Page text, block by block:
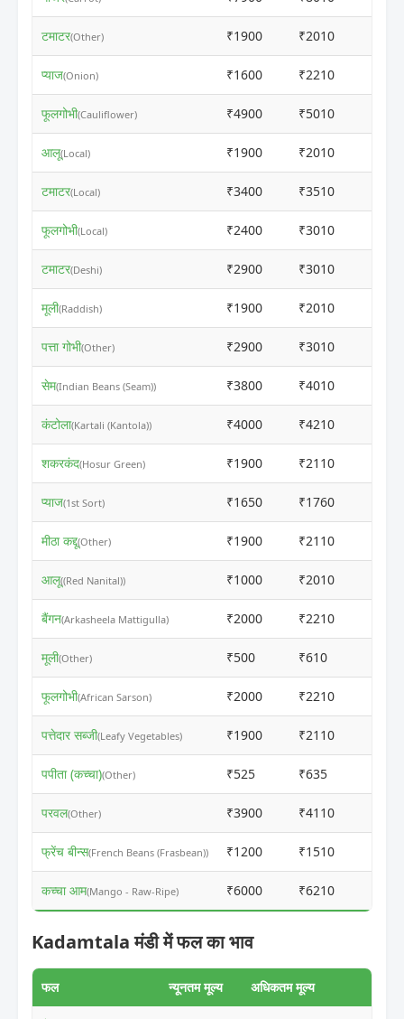
टमाटर(Other) ₹1900 ₹2010
प्याज(Onion) ₹1600 ₹2210
फूलगोभी(Cauliflower) ₹4900 ₹5010
आलू(Local) ₹1900 ₹2010
टमाटर(Local) ₹3400 ₹3510
फूलगोभी(Local) ₹2400 ₹3010
टमाटर(Deshi) ₹2900 ₹3010
मूली(Raddish) ₹1900 ₹2010
पत्ता गोभी(Other) ₹2900 ₹3010
सेम(Indian Beans (Seam)) ₹3800 ₹4010
कंटोला(Kartali (Kantola)) ₹4000 ₹4210
शकरकंद(Hosur Green) ₹1900 ₹2110
प्याज(1st Sort) ₹1650 ₹1760
मीठा कद्दू(Other) ₹1900 ₹2110
आलू((Red Nanital)) ₹1000 ₹2010
बैंगन(Arkasheela Mattigulla) ₹2000 ₹2210
मूली(Other) ₹500 ₹610
फूलगोभी(African Sarson) ₹2000 ₹2210
पत्तेदार सब्जी(Leafy Vegetables) ₹1900 ₹2110
पपीता (कच्चा)(Other) ₹525 ₹635
परवल(Other) ₹3900 ₹4110
फ्रेंच बीन्स(French Beans (Frasbean)) ₹1200 ₹1510
कच्चा आम(Mango - Raw-Ripe) ₹6000 ₹6210
Kadamtala मंडी में फल का भाव
फल न्यूनतम मूल्य अधिकतम मूल्य